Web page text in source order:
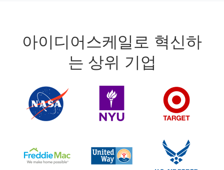
아이디어스케일로 혁신하
는 상위 기업